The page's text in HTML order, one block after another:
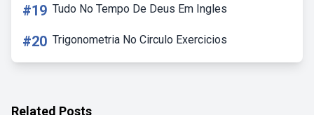
#19 Tudo No Tempo De Deus Em Ingles
#20 Trigonometria No Circulo Exercicios
Related Posts